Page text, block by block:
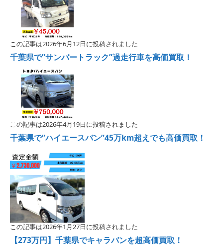
この記事は2026年6月12日に投稿されました
千葉県で”サンバートラック”過走行車を高価買取！
この記事は2026年4月19日に投稿されました
千葉県で”ハイエースバン”45万km超えでも高価買取！
この記事は2026年1月27日に投稿されました
【273万円】千葉県でキャラバンを超高価買取！